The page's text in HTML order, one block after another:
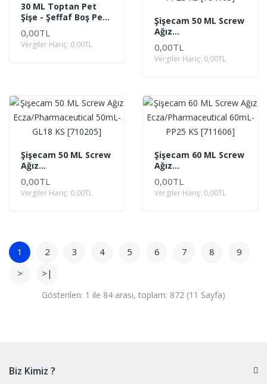
30 ML Toptan Pet
Şişe - Şeffaf Boş Pet
Şişe - SED
0,00TL
Vergiler Hariç: 0,00TL
Şişecam 50 ML Screw
Ağız
Ecza/Pharmaceutical
50ml-PP28 KS
[764105]
0,00TL
Vergiler Hariç: 0,00TL
Şişecam 50 ML Screw
Ağız
Ecza/Pharmaceutical
50mL- GL18 KS
[710205]
0,00TL
Vergiler Hariç: 0,00TL
Şişecam 60 ML Screw
Ağız
Ecza/Pharmaceutical
60mL- PP25 KS
[711606]
0,00TL
Vergiler Hariç: 0,00TL
1 2 3 4 5 6 7 8
9
>
>|
Gösterilen: 1 ile 84 arası, toplam: 872 (11 Sayfa)
Biz Kimiz ?